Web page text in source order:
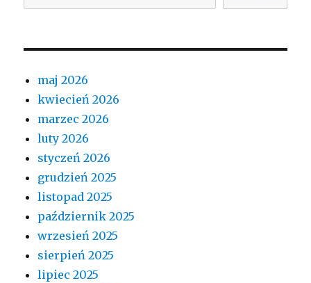
maj 2026
kwiecień 2026
marzec 2026
luty 2026
styczeń 2026
grudzień 2025
listopad 2025
październik 2025
wrzesień 2025
sierpień 2025
lipiec 2025